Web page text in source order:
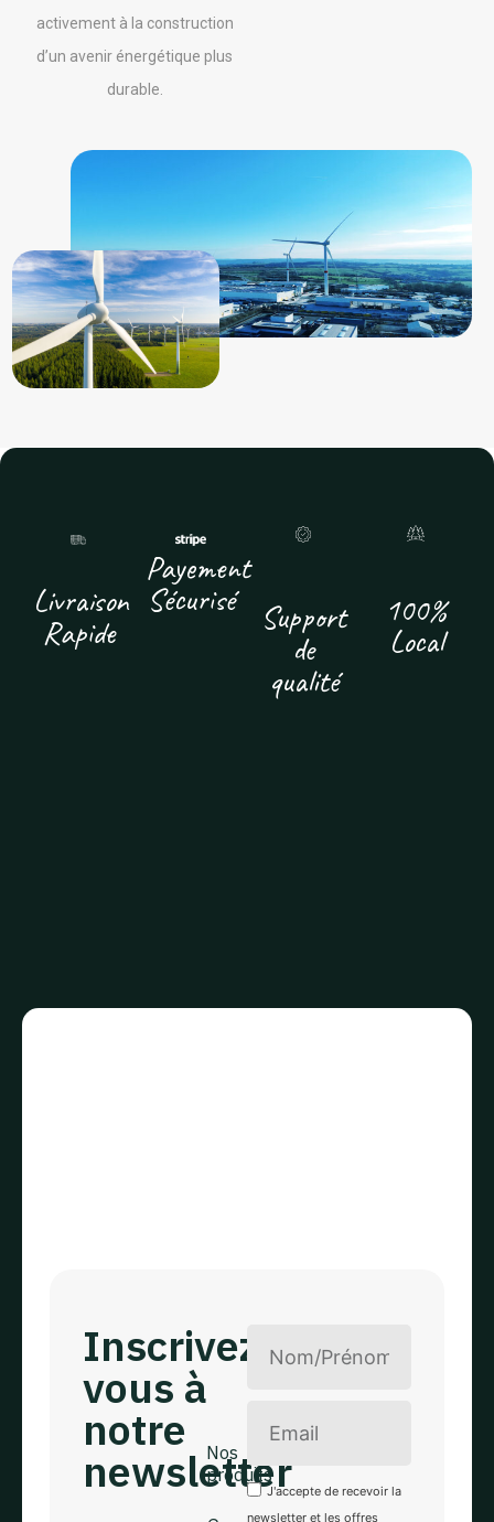
activement à la construction
d’un avenir énergétique plus
durable.
Livraison
Rapide
Payement
Sécurisé Support
de
qualité
100%
Local
Green-Tech
Nos
produits
Inscrivez
vous à
notre
newsletterJ'accepte de recevoir la
newsletter et les offres